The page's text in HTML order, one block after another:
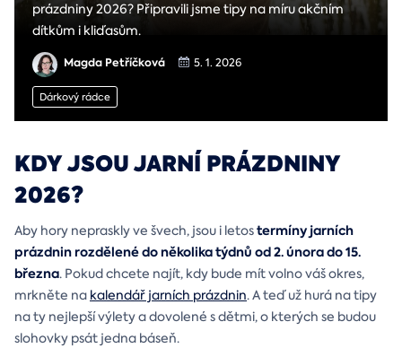
prázdniny 2026? Připravili jsme tipy na míru akčním
dítkům i kliďasům.
Magda Petříčková 5. 1. 2026
Dárkový rádce
KDY JSOU JARNÍ PRÁZDNINY
2026?
Aby hory nepraskly ve švech, jsou i letostermíny jarních
prázdnin rozdělené do několika týdnů od 2. února do 15.
března. Pokud chcete najít, kdy bude mít volno váš okres,
mrkněte na kalendář jarních prázdnin. A teď už hurá na tipy
na ty nejlepší výlety a dovolené s dětmi, o kterých se budou
slohovky psát jedna báseň.